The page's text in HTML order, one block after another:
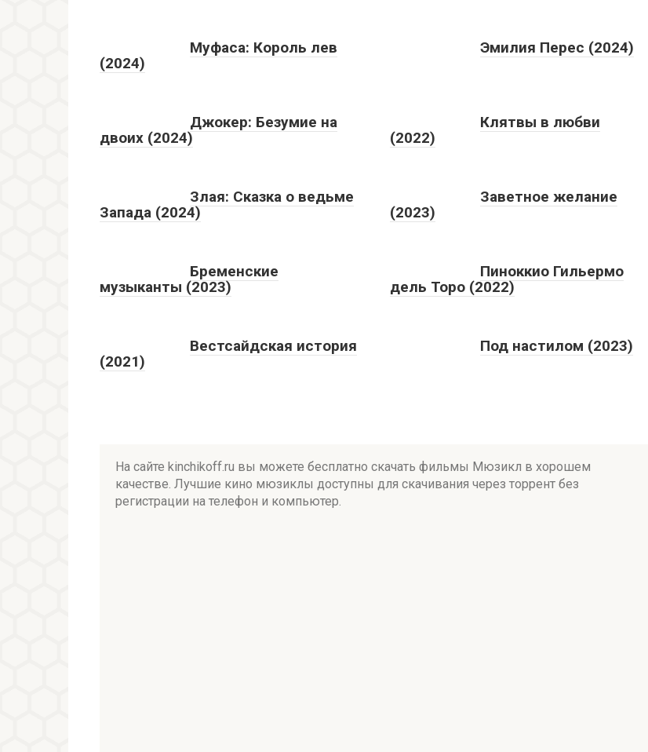
Муфаса: Король лев
(2024)
Эмилия Перес (2024)
Джокер: Безумие на
двоих (2024)
Клятвы в любви
(2022)
Злая: Сказка о ведьме
Запада (2024)
Заветное желание
(2023)
Бременские
музыканты (2023)
Пиноккио Гильермо
дель Торо (2022)
Вестсайдская история
(2021)
Под настилом (2023)
На сайте kinchikoff.ru вы можете бесплатно скачать фильмы Мюзикл в хорошем
качестве. Лучшие кино мюзиклы доступны для скачивания через торрент без
регистрации на телефон и компьютер.